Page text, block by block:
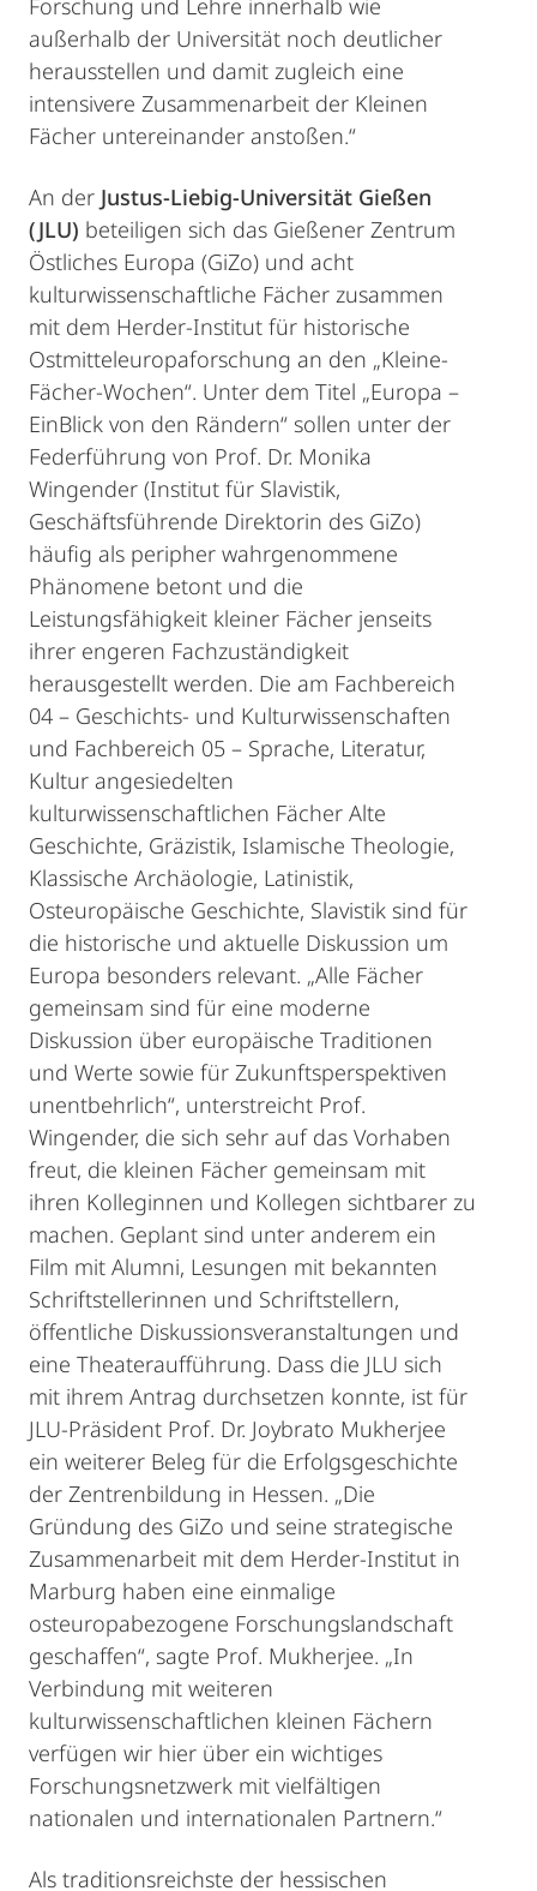
Forschung und Lehre innerhalb wie
außerhalb der Universität noch deutlicher
herausstellen und damit zugleich eine
intensivere Zusammenarbeit der Kleinen
Fächer untereinander anstoßen.“
An der Justus-Liebig-Universität Gießen
(JLU) beteiligen sich das Gießener Zentrum
Östliches Europa (GiZo) und acht
kulturwissenschaftliche Fächer zusammen
mit dem Herder-Institut für historische
Ostmitteleuropaforschung an den „Kleine-
Fächer-Wochen“. Unter dem Titel „Europa –
EinBlick von den Rändern“ sollen unter der
Federführung von Prof. Dr. Monika
Wingender (Institut für Slavistik,
Geschäftsführende Direktorin des GiZo)
häufig als peripher wahrgenommene
Phänomene betont und die
Leistungsfähigkeit kleiner Fächer jenseits
ihrer engeren Fachzuständigkeit
herausgestellt werden. Die am Fachbereich
04 – Geschichts- und Kulturwissenschaften
und Fachbereich 05 – Sprache, Literatur,
Kultur angesiedelten
kulturwissenschaftlichen Fächer Alte
Geschichte, Gräzistik, Islamische Theologie,
Klassische Archäologie, Latinistik,
Osteuropäische Geschichte, Slavistik sind für
die historische und aktuelle Diskussion um
Europa besonders relevant. „Alle Fächer
gemeinsam sind für eine moderne
Diskussion über europäische Traditionen
und Werte sowie für Zukunftsperspektiven
unentbehrlich“, unterstreicht Prof.
Wingender, die sich sehr auf das Vorhaben
freut, die kleinen Fächer gemeinsam mit
ihren Kolleginnen und Kollegen sichtbarer zu
machen. Geplant sind unter anderem ein
Film mit Alumni, Lesungen mit bekannten
Schriftstellerinnen und Schriftstellern,
öffentliche Diskussionsveranstaltungen und
eine Theateraufführung. Dass die JLU sich
mit ihrem Antrag durchsetzen konnte, ist für
JLU-Präsident Prof. Dr. Joybrato Mukherjee
ein weiterer Beleg für die Erfolgsgeschichte
der Zentrenbildung in Hessen. „Die
Gründung des GiZo und seine strategische
Zusammenarbeit mit dem Herder-Institut in
Marburg haben eine einmalige
osteuropabezogene Forschungslandschaft
geschaffen“, sagte Prof. Mukherjee. „In
Verbindung mit weiteren
kulturwissenschaftlichen kleinen Fächern
verfügen wir hier über ein wichtiges
Forschungsnetzwerk mit vielfältigen
nationalen und internationalen Partnern.“
Als traditionsreichste der hessischen